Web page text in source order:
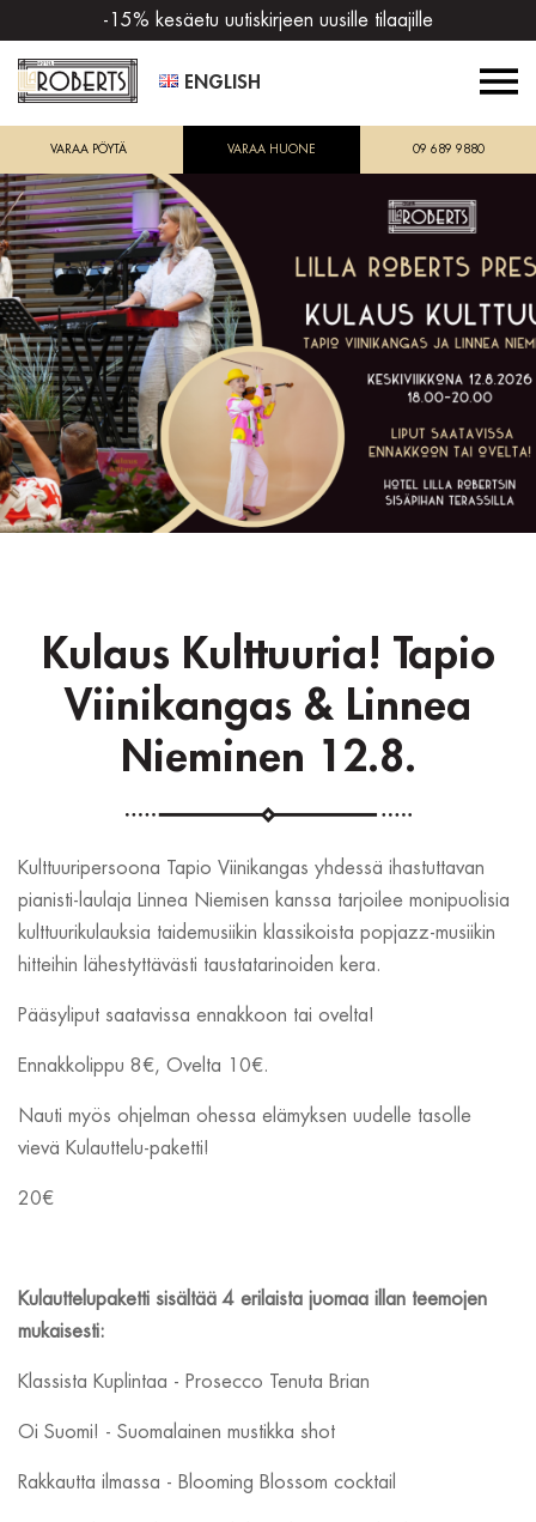
-15% kesäetu uutiskirjeen uusille tilaajille
ENGLISH
VARAA PÖYTÄ VARAA HUONE 09 689 9880
Kulaus Kulttuuria! Tapio
Viinikangas & Linnea
Nieminen 12.8.
Kulttuuripersoona Tapio Viinikangas yhdessä ihastuttavan
pianisti-laulaja Linnea Niemisen kanssa tarjoilee monipuolisia
kulttuurikulauksia taidemusiikin klassikoista popjazz-musiikin
hitteihin lähestyttävästi taustatarinoiden kera.
Pääsyliput saatavissa ennakkoon tai ovelta!
Ennakkolippu 8€, Ovelta 10€.
Nauti myös ohjelman ohessa elämyksen uudelle tasolle
vievä Kulauttelu-paketti!
20€
Kulauttelupaketti sisältää 4 erilaista juomaa illan teemojen
mukaisesti:
Klassista Kuplintaa - Prosecco Tenuta Brian
Oi Suomi! - Suomalainen mustikka shot
Rakkautta ilmassa - Blooming Blossom cocktail